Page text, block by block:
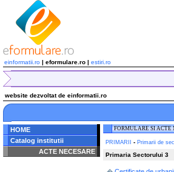
einformatii.ro | eformulare.ro | estiri.ro
website dezvoltat de einformatii.ro
HOME
Catalog institutii
ACTE NECESARE
FORMULARE SI ACTE
PRIMARII - Primarii de
Primaria Sectorului 3